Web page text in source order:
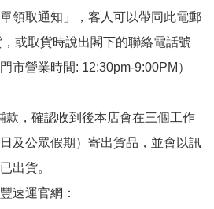
領取通知」，客人可以帶同此電郵
或取貨時說出閣下的聯絡電話號
市營業時間: 12:30pm-9:00PM）
款，確認收到後本店會在三個工作
及公眾假期）寄出貨品，並會以訊
出貨。
速運官網：